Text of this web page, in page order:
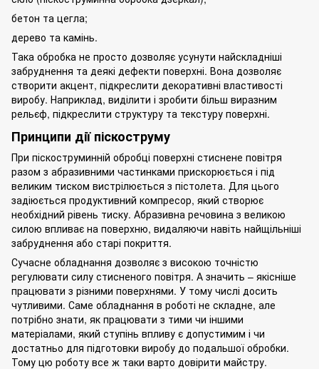
бетон та цегла;
дерево та камінь.
Така обробка не просто дозволяє усунути найскладніші
забруднення та деякі дефекти поверхні. Вона дозволяє
створити акцент, підкреслити декоративні властивості
виробу. Наприклад, виділити і зробити більш виразним
рельєф, підкреслити структуру та текстуру поверхні.
Принципи дії піскоструму
При піскоструминній обробці поверхні стиснене повітря
разом з абразивними частинками прискорюється і під
великим тиском вистрілюється з пістолета. Для цього
задіюється продуктивний компресор, який створює
необхідний рівень тиску. Абразивна речовина з великою
силою впливає на поверхню, видаляючи навіть найщільніші
забруднення або старі покриття.
Сучасне обладнання дозволяє з високою точністю
регулювати силу стисненого повітря. А значить – якісніше
працювати з різними поверхнями. У тому числі досить
чутливими. Саме обладнання в роботі не складне, але
потрібно знати, як працювати з тими чи іншими
матеріалами, який ступінь впливу є допустимим і чи
достатньо для підготовки виробу до подальшої обробки.
Тому цю роботу все ж таки варто довірити майстру.